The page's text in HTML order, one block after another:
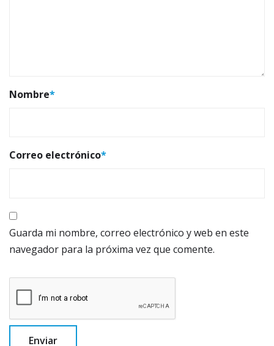
Nombre*
Correo electrónico*
Guarda mi nombre, correo electrónico y web en este
navegador para la próxima vez que comente.